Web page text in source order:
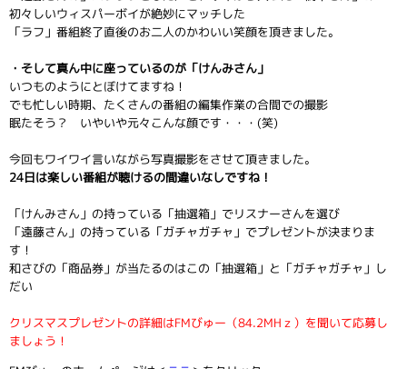
初々しいウィスパーボイが絶妙にマッチした
「ラフ」番組終了直後のお二人のかわいい笑顔を頂きました。
・そして真ん中に座っているのが「けんみさん」
いつものようにとぼけてますね！
でも忙しい時期、たくさんの番組の編集作業の合間での撮影
眠たそう？ いやいや元々こんな顔です・・・(笑)
今回もワイワイ言いながら写真撮影をさせて頂きました。
24日は楽しい番組が聴けるの間違いなしですね！
「けんみさん」の持っている「抽選箱」でリスナーさんを選び
「遠藤さん」の持っている「ガチャガチャ」でプレゼントが決まりま
す！
和さびの「商品券」が当たるのはこの「抽選箱」と「ガチャガチャ」し
だい
クリスマスプレゼントの詳細はFMびゅー（84.2MHｚ）を聞いて応募し
ましょう！